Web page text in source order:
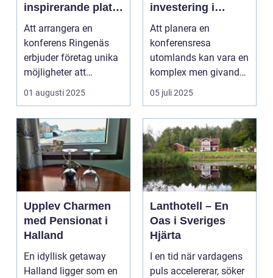
inspirerande plats
för din nästa
företagssammank
omst
Att arrangera en
konferens Ringenäs
erbjuder företag unika
möjligheter att
kombinera ...
01 augusti 2025
investering i
kunskap och
nätverk
Att planera en
konferensresa
utomlands kan vara en
komplex men givande
upplevelse som
öppnar up...
05 juli 2025
Upplev Charmen
med Pensionat i
Halland
En idyllisk getaway
Halland ligger som en
Lanthotell – En
Oas i Sveriges
Hjärta
I en tid när vardagens
puls accelererar, söker